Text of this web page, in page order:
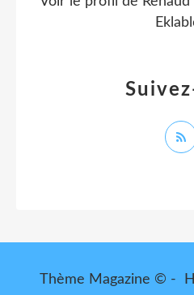
Thème Magazine © -